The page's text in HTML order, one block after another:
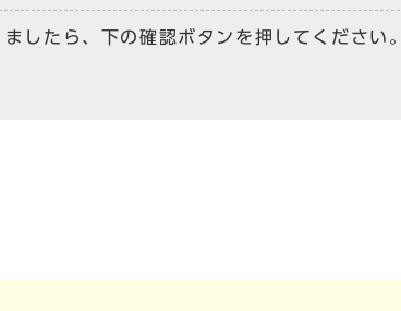
したら、下の確認ボタンを押してください。